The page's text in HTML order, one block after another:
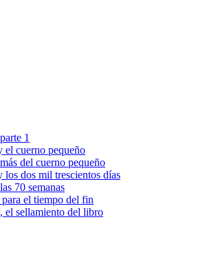
1
el cuerno pequeño
del cuerno pequeño
los dos mil trescientos días
70 semanas
el tiempo del fin
el sellamiento del libro